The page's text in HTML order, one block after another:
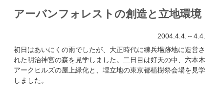
アーバンフォレストの創造と立地環境
2004.4.4.～4.4.
初日はあいにくの雨でしたが、大正時代に練兵場跡地に造営さ
れた明治神宮の森を見学しました。二日目は好天の中、六本木
アークヒルズの屋上緑化と、埋立地の東京都植樹祭会場を見学
しました。